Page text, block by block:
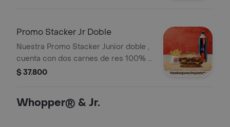
perfectamente + (1) porción mediana
400ml a tu eleccion.
Promo Stacker Jr Doble
Nuestra Promo Stacker Junior doble ,
cuenta con dos carnes de res 100% a
la parrilla de 48g c/u, tocineta, queso
de 400ml y (1) Proción pequeña de
$ 37.800
Whopper® & Jr.